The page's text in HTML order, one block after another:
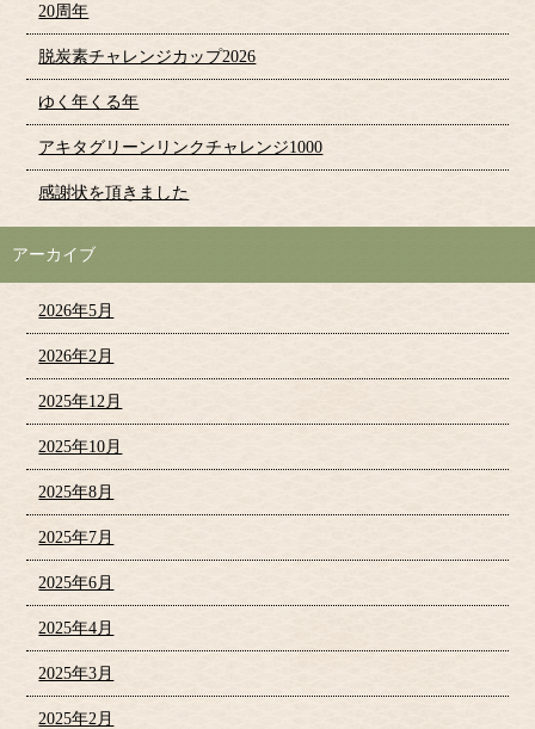
20周年
脱炭素チャレンジカップ2026
ゆく年くる年
アキタグリーンリンクチャレンジ1000
感謝状を頂きました
アーカイブ
2026年5月
2026年2月
2025年12月
2025年10月
2025年8月
2025年7月
2025年6月
2025年4月
2025年3月
2025年2月